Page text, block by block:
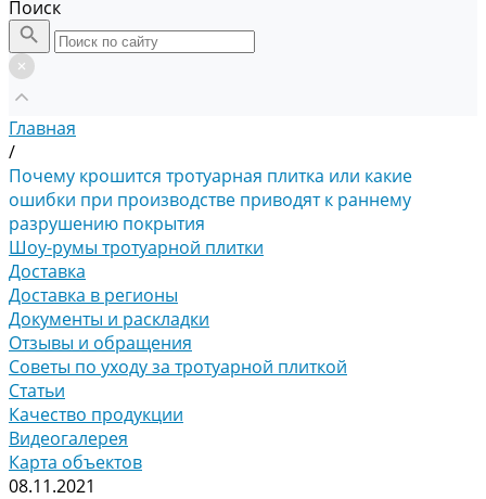
Поиск
Главная
/
Почему крошится тротуарная плитка или какие
ошибки при производстве приводят к раннему
разрушению покрытия
Шоу-румы тротуарной плитки
Доставка
Доставка в регионы
Документы и раскладки
Отзывы и обращения
Советы по уходу за тротуарной плиткой
Статьи
Качество продукции
Видеогалерея
Карта объектов
08.11.2021